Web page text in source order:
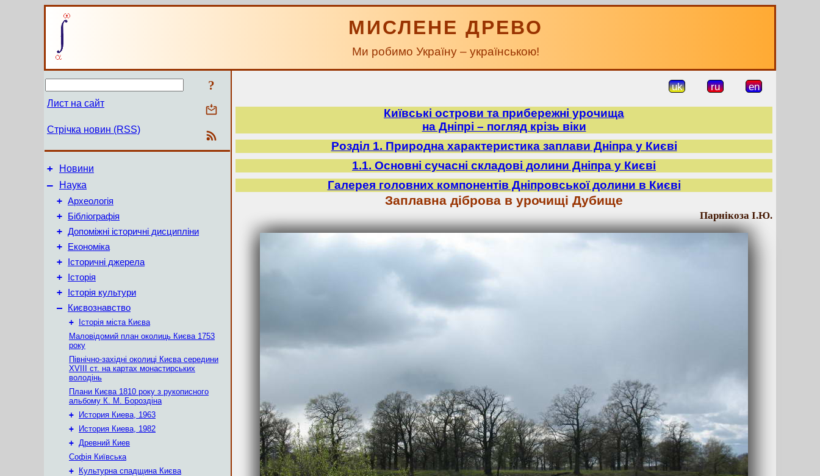
МИСЛЕНЕ ДРЕВО
Ми робимо Україну – українською!
?
Лист на сайт
Стрічка новин (RSS)
+ Новини
–
Наука
+ Археологія
+ Бібліографія
+ Допоміжні історичні дисципліни
+ Економіка
+ Історичні джерела
+ Історія
+ Історія культури
– Києвознавство
+
Історія міста Києва
Маловідомий план околиць Києва 1753
року
Північно-західні околиці Києва середини
XVIII ст. на картах монастирських
володінь
Плани Києва 1810 року з рукописного
альбому К. М. Бороздіна
+
История Киева, 1963
+
История Киева, 1982
+ Древний Киев
Софія Київська
+
Культурна спадщина Києва
uk ru en
Київські острови та прибережні урочища
на Дніпрі – погляд крізь віки
Розділ 1. Природна характеристика заплави Дніпра у Києві
1.1. Основні сучасні складові долини Дніпра у Києві
Галерея головних компонентів Дніпровської долини в Києві
Заплавна діброва в урочищі Дубище
Парнікоза І.Ю.